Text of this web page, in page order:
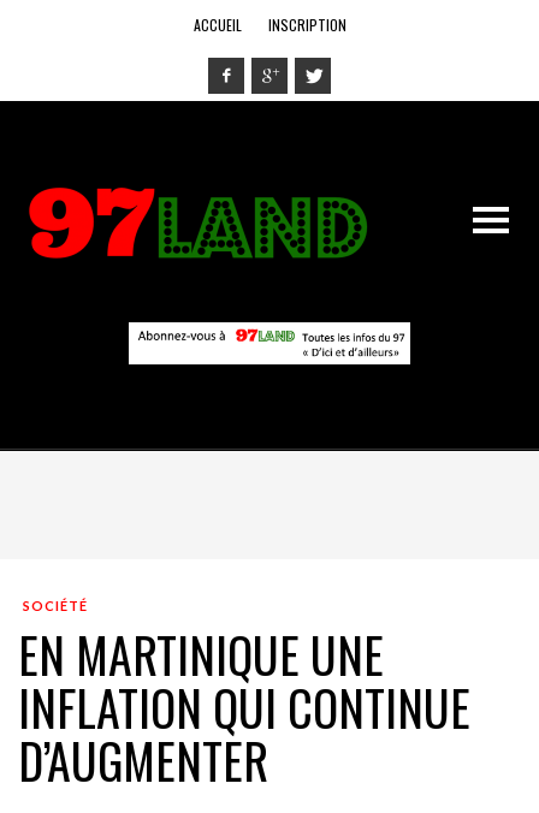
ACCUEIL INSCRIPTION
SOCIÉTÉ
EN MARTINIQUE UNE
INFLATION QUI CONTINUE
D’AUGMENTER